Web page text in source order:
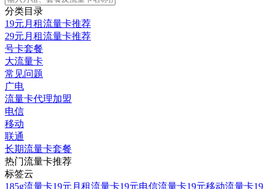
分类目录
19元月租流量卡推荐
29元月租流量卡推荐
号卡套餐
大流量卡
常见问题
广电
流量卡代理加盟
电信
移动
联通
长期流量卡套餐
热门流量卡推荐
标签云
185g流量卡19元月租流量卡19元电信流量卡19元移动流量卡19